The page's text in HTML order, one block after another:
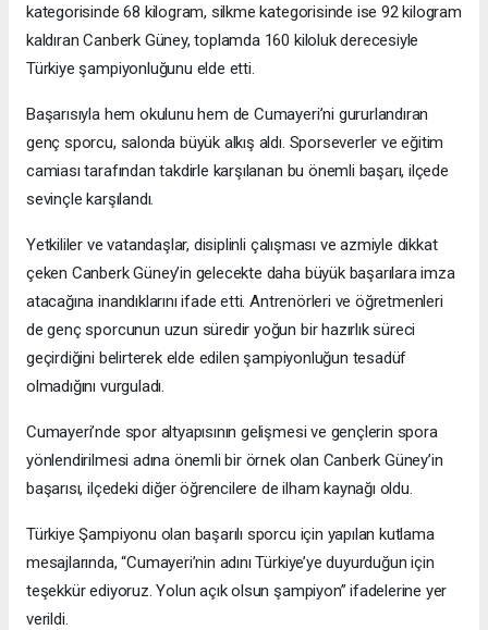
kategorisinde 68 kilogram, silkme kategorisinde ise 92 kilogram
kaldıran Canberk Güney, toplamda 160 kiloluk derecesiyle
Türkiye şampiyonluğunu elde etti.
Başarısıyla hem okulunu hem de Cumayeri’ni gururlandıran
genç sporcu, salonda büyük alkış aldı. Sporseverler ve eğitim
camiası tarafından takdirle karşılanan bu önemli başarı, ilçede
sevinçle karşılandı.
Yetkililer ve vatandaşlar, disiplinli çalışması ve azmiyle dikkat
çeken Canberk Güney’in gelecekte daha büyük başarılara imza
atacağına inandıklarını ifade etti. Antrenörleri ve öğretmenleri
de genç sporcunun uzun süredir yoğun bir hazırlık süreci
geçirdiğini belirterek elde edilen şampiyonluğun tesadüf
olmadığını vurguladı.
Cumayeri’nde spor altyapısının gelişmesi ve gençlerin spora
yönlendirilmesi adına önemli bir örnek olan Canberk Güney’in
başarısı, ilçedeki diğer öğrencilere de ilham kaynağı oldu.
Türkiye Şampiyonu olan başarılı sporcu için yapılan kutlama
mesajlarında, “Cumayeri’nin adını Türkiye’ye duyurduğun için
teşekkür ediyoruz. Yolun açık olsun şampiyon” ifadelerine yer
verildi.